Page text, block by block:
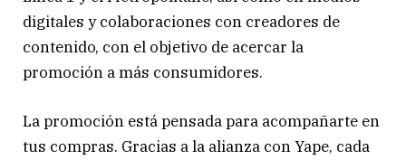
digitales y colaboraciones con creadores de
contenido, con el objetivo de acercar la
promoción a más consumidores.
La promoción está pensada para acompañarte en
tus compras. Gracias a la alianza con Yape, cada